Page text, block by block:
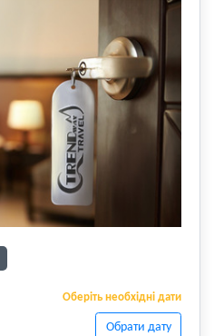
Оберіть необхідні дати
Обрати дату